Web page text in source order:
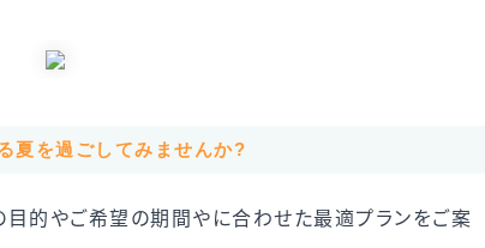
夏を過ごしてみませんか?
目的やご希望の期間やに合わせた最適プランをご案